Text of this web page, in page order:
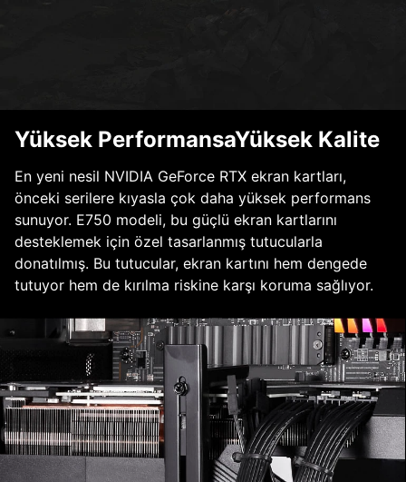
Yüksek PerformansaYüksek Kalite
En yeni nesil NVIDIA GeForce RTX ekran kartları,
önceki serilere kıyasla çok daha yüksek performans
sunuyor. E750 modeli, bu güçlü ekran kartlarını
desteklemek için özel tasarlanmış tutucularla
donatılmış. Bu tutucular, ekran kartını hem dengede
tutuyor hem de kırılma riskine karşı koruma sağlıyor.